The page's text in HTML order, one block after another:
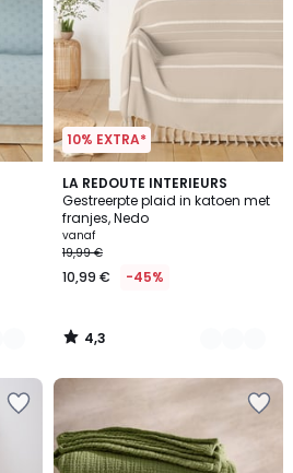
10% EXTRA*
LA REDOUTE INTERIEURS
Gestreerpte plaid in katoen met
franjes, Nedo
vanaf
19,99 €
10,99 € -45%
4,3
/ 5
4
Kleuren
4,3
/